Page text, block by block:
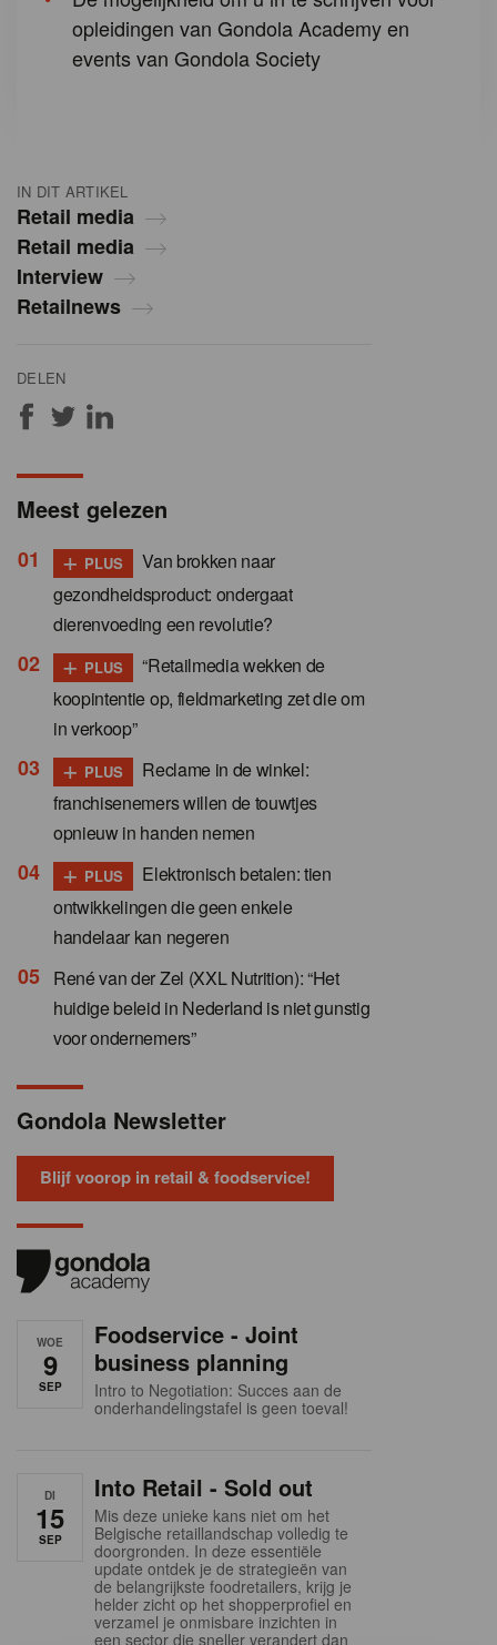
IN DIT ARTIKEL
Retail media
Retail media
Interview
Retailnews
DELEN
opleidingen van Gondola Academy en
events van Gondola Society
Meest gelezen
+ PLUS
Van brokken naar
gezondheidsproduct: ondergaat
dierenvoeding een revolutie?
+ PLUS
“Retailmedia wekken de
koopintentie op, fieldmarketing zet die om
in verkoop”
+ PLUS
Reclame in de winkel:
franchisenemers willen de touwtjes
opnieuw in handen nemen
+ PLUS
Elektronisch betalen: tien
ontwikkelingen die geen enkele
handelaar kan negeren
René van der Zel (XXL Nutrition): “Het
huidige beleid in Nederland is niet gunstig
voor ondernemers”
Gondola Newsletter
Blijf voorop in retail & foodservice!
WOE
9
SEP
Foodservice - Joint
business planning
Intro to Negotiation: Succes aan de
onderhandelingstafel is geen toeval!
DI
15
SEP
Into Retail - Sold out
Mis deze unieke kans niet om het
Belgische retaillandschap volledig te
doorgronden. In deze essentiële
update ontdek je de strategieën van
de belangrijkste foodretailers, krijg je
helder zicht op het shopperprofiel en
verzamel je onmisbare inzichten in
een sector die sneller verandert dan